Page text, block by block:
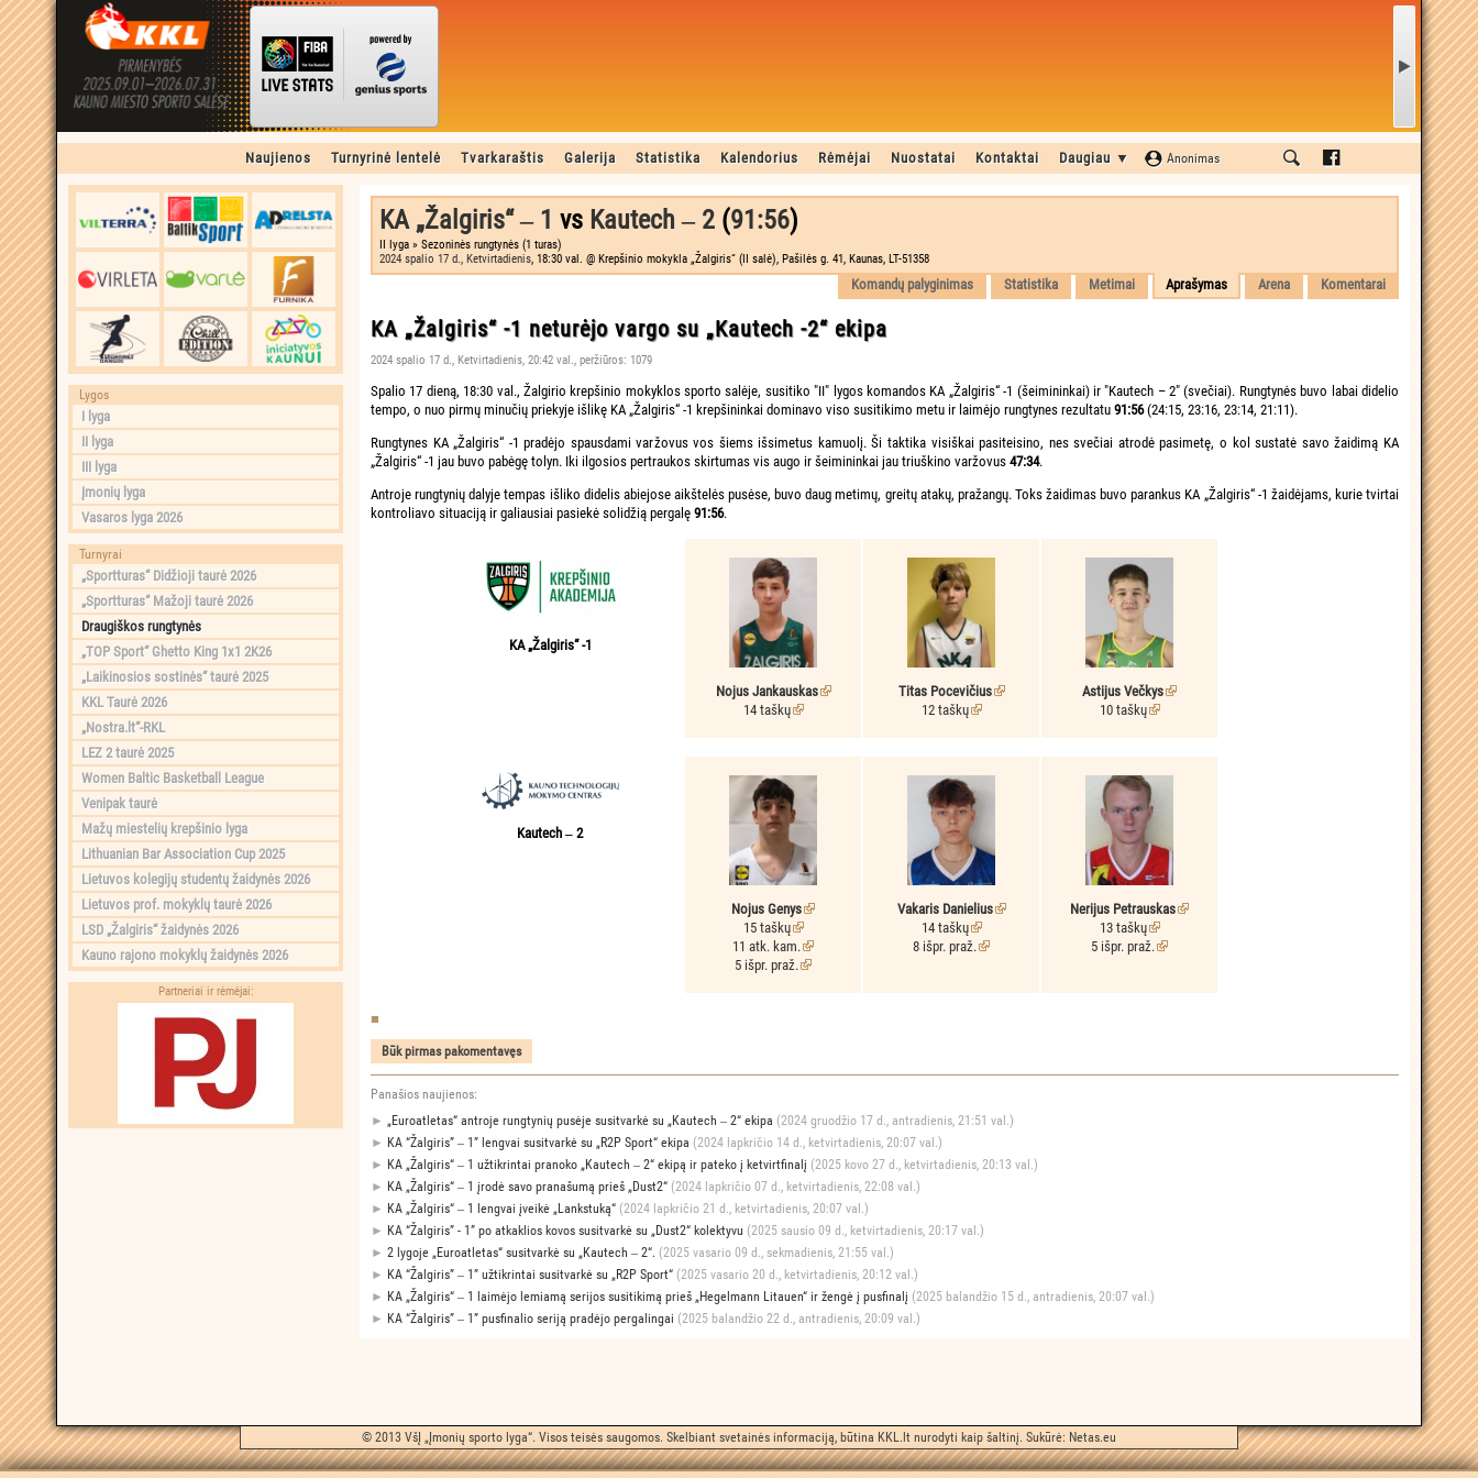
Naujienos Turnyrinė lentelė Tvarkaraštis Galerija Statistika Kalendorius Rėmėjai Nuostatai Kontaktai Daugiau ▼ Anonimas
Lygos
I lyga
II lyga
III lyga
Įmonių lyga
Vasaros lyga 2026
Turnyrai
„Sportturas“ Didžioji taurė 2026
„Sportturas“ Mažoji taurė 2026
Draugiškos rungtynės
„TOP Sport“ Ghetto King 1x1 2K26
„Laikinosios sostinės“ taurė 2025
KKL Taurė 2026
„Nostra.lt“-RKL
LEZ 2 taurė 2025
Women Baltic Basketball League
Venipak taurė
Mažų miestelių krepšinio lyga
Lithuanian Bar Association Cup 2025
Lietuvos kolegijų studentų žaidynės 2026
Lietuvos prof. mokyklų taurė 2026
LSD „Žalgiris“ žaidynės 2026
Kauno rajono mokyklų žaidynės 2026
Partneriai ir rėmėjai:
KA „Žalgiris“ ‒ 1 vs Kautech ‒ 2 (91:56)
II lyga » Sezoninės rungtynės (1 turas)
2024 spalio 17 d., Ketvirtadienis, 18:30 val. @ Krepšinio mokykla „Žalgiris“ (II salė), Pašilės g. 41, Kaunas, LT-51358
Komandų palyginimas Statistika Metimai Aprašymas Arena Komentarai
KA „Žalgiris“ -1 neturėjo vargo su „Kautech -2“ ekipa
2024 spalio 17 d., Ketvirtadienis, 20:42 val., peržiūros: 1079
Spalio 17 dieną, 18:30 val., Žalgirio krepšinio mokyklos sporto salėje, susitiko "II" lygos komandos KA „Žalgiris“ -1 (šeimininkai) ir "Kautech – 2" (svečiai). Rungtynės buvo labai didelio
tempo, o nuo pirmų minučių priekyje išlikę KA „Žalgiris“ -1 krepšininkai dominavo viso susitikimo metu ir laimėjo rungtynes rezultatu 91:56(24:15, 23:16, 23:14, 21:11).
Rungtynes KA „Žalgiris“ -1 pradėjo spausdami varžovus vos šiems išsimetus kamuolį. Ši taktika visiškai pasiteisino, nes svečiai atrodė pasimetę, o kol sustatė savo žaidimą KA
„Žalgiris“ -1 jau buvo pabėgę tolyn. Iki ilgosios pertraukos skirtumas vis augo ir šeimininkai jau triuškino varžovus 47:34.
Antroje rungtynių dalyje tempas išliko didelis abiejose aikštelės pusėse, buvo daug metimų, greitų atakų, pražangų. Toks žaidimas buvo parankus KA „Žalgiris“ -1 žaidėjams, kurie tvirtai
kontroliavo situaciją ir galiausiai pasiekė solidžią pergalę 91:56.
KA „Žalgiris“ -1
Nojus Jankauskas
14 taškų
Titas Pocevičius
12 taškų
Astijus Večkys
10 taškų
Kautech ‒ 2
Nojus Genys
15 taškų
11 atk. kam.
5 išpr. praž.
Vakaris Danielius
14 taškų
8 išpr. praž.
Nerijus Petrauskas
13 taškų
5 išpr. praž.
Panašios naujienos:
► „Euroatletas“ antroje rungtynių pusėje susitvarkė su „Kautech ‒ 2“ ekipa (2024 gruodžio 17 d., antradienis, 21:51 val.)
► KA “Žalgiris” ‒ 1” lengvai susitvarkė su „R2P Sport“ ekipa (2024 lapkričio 14 d., ketvirtadienis, 20:07 val.)
► KA „Žalgiris“ ‒ 1 užtikrintai pranoko „Kautech ‒ 2“ ekipą ir pateko į ketvirtfinalį (2025 kovo 27 d., ketvirtadienis, 20:13 val.)
► KA „Žalgiris“ ‒ 1 įrodė savo pranašumą prieš „Dust2“ (2024 lapkričio 07 d., ketvirtadienis, 22:08 val.)
► KA „Žalgiris“ ‒ 1 lengvai įveikė „Lankstuką“ (2024 lapkričio 21 d., ketvirtadienis, 20:07 val.)
► KA “Žalgiris” - 1” po atkaklios kovos susitvarkė su „Dust2“ kolektyvu (2025 sausio 09 d., ketvirtadienis, 20:17 val.)
► 2 lygoje „Euroatletas“ susitvarkė su „Kautech ‒ 2“. (2025 vasario 09 d., sekmadienis, 21:55 val.)
► KA “Žalgiris” ‒ 1” užtikrintai susitvarkė su „R2P Sport“ (2025 vasario 20 d., ketvirtadienis, 20:12 val.)
► KA „Žalgiris“ ‒ 1 laimėjo lemiamą serijos susitikimą prieš „Hegelmann Litauen“ ir žengė į pusfinalį (2025 balandžio 15 d., antradienis, 20:07 val.)
► KA “Žalgiris” ‒ 1” pusfinalio seriją pradėjo pergalingai (2025 balandžio 22 d., antradienis, 20:09 val.)
© 2013 VšĮ „Įmonių sporto lyga“. Visos teisės saugomos. Skelbiant svetainės informaciją, būtina KKL.lt nurodyti kaip šaltinį. Sukūrė: Netas.eu